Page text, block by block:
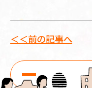
＜＜前の記事へ